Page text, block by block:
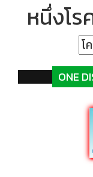
หนึ่งโ
ONE